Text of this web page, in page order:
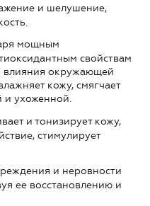
и шелушение,
мощным
свойствам
влияния окружающей
кожу, смягчает
и ухоженной.
и тонизирует кожу,
стимулирует
и неровности
ее восстановлению и